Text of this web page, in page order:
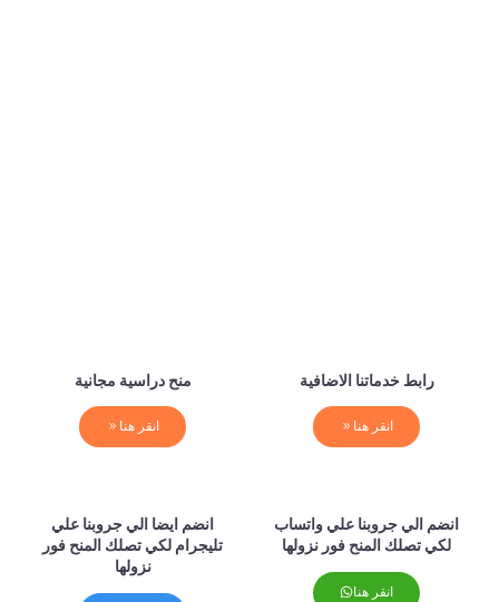
رابط خدماتنا الاضافية
انقر هنا
منح دراسية مجانية
انقر هنا
انضم الي جروبنا علي واتساب
لكي تصلك المنح فور نزولها
انقر هنا
انضم ايضا الي جروبنا علي
تليجرام لكي تصلك المنح فور
نزولها